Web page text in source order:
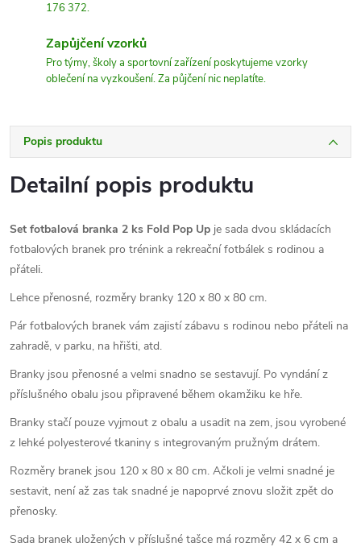
176 372.
Zapůjčení vzorků
Pro týmy, školy a sportovní zařízení poskytujeme vzorky
oblečení na vyzkoušení. Za půjčení nic neplatíte.
Popis produktu
Detailní popis produktu
Set fotbalová branka 2 ks Fold Pop Up je sada dvou skládacích
fotbalových branek pro trénink a rekreační fotbálek s rodinou a
přáteli.
Lehce přenosné, rozměry branky 120 x 80 x 80 cm.
Pár fotbalových branek vám zajistí zábavu s rodinou nebo přáteli na
zahradě, v parku, na hřišti, atd.
Branky jsou přenosné a velmi snadno se sestavují. Po vyndání z
příslušného obalu jsou připravené během okamžiku ke hře.
Branky stačí pouze vyjmout z obalu a usadit na zem, jsou vyrobené
z lehké polyesterové tkaniny s integrovaným pružným drátem.
Rozměry branek jsou 120 x 80 x 80 cm. Ačkoli je velmi snadné je
sestavit, není až zas tak snadné je napoprvé znovu složit zpět do
přenosky.
Sada branek uložených v příslušné tašce má rozměry 42 x 6 cm a